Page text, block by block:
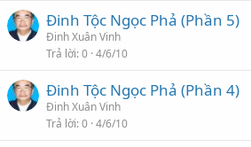
Đinh Tộc Ngọc Phả (Phần 5)
Đinh Xuân Vinh
Trả lời 0 4/6/10
Đinh Tộc Ngọc Phả (Phần 4)
Đinh Xuân Vinh
Trả lời 0 4/6/10